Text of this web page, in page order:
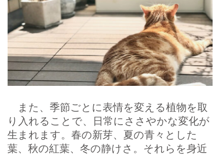
また、季節ごとに表情を変える植物を取
り入れることで、日常にささやかな変化が
生まれます。春の新芽、夏の青々とした
葉、秋の紅葉、冬の静けさ。それらを身近